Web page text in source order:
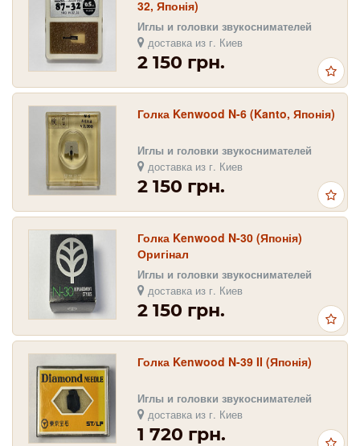
32, Японія)
Иглы и головки звукоснимателей
доставка из г. Киев
2 150 грн.
Голка Kenwood N-6 (Kanto, Японія)
Иглы и головки звукоснимателей
доставка из г. Киев
2 150 грн.
Голка Kenwood N-30 (Японія)
Оригінал
Иглы и головки звукоснимателей
доставка из г. Киев
2 150 грн.
Голка Kenwood N-39 II (Японія)
Иглы и головки звукоснимателей
доставка из г. Киев
1 720 грн.